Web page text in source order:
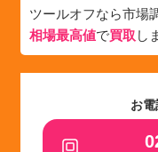
ツールオフなら市場
相場最高値で買取 し
お